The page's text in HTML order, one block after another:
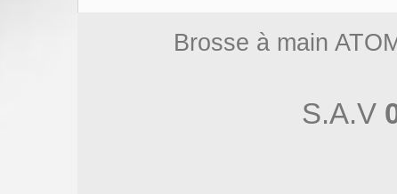
Brosse à main
S.A.V